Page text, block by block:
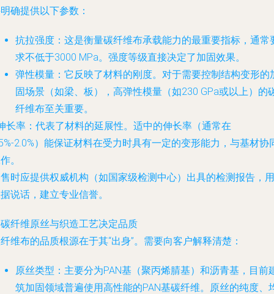
确提供以下参数：
抗拉强度 ：这是衡量碳纤维布承载能力的最重要指标，通常
求不低于3000 MPa。强度等级直接决定了加固效果。
弹性模量 ：它反映了材料的刚度。对于需要控制结构变形的
固场景（如梁、板），高弹性模量（如230 GPa或以上）的
纤维布至关重要。
长率 ：代表了材料的延展性。适中的伸长率（通常在
2.0%）能保证材料在受力时具有一定的变形能力，与基材协
。
时应提供权威机构（如国家级检测中心）出具的检测报告，用
说话，建立专业信誉。
碳纤维原丝与织造工艺决定品质
维布的品质根源在于其“出身”。需要向客户解释清楚：
原丝类型 ：主要分为PAN基（聚丙烯腈基）和沥青基，目前
筑加固领域普遍使用高性能的PAN基碳纤维。原丝的纯度、